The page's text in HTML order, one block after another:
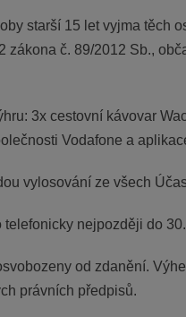
starší 15 let vyjma těch
č. 89/2012 Sb.,
3x cestovní kávovar
Vodafone a
vylosování ze všech
nejpozději do
od zdanění.
právních předpisů.